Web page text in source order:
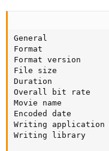
General
Format
Format version
File size
Duration
Overall bit rate
Movie name
Encoded date
Writing
Writing library